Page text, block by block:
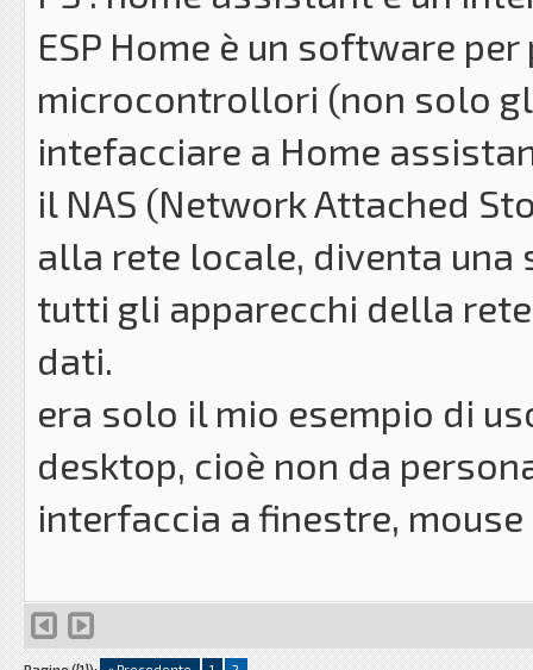
ESP Home è un software
microcontrollori (non solo
intefacciare a Home
il NAS (Network Attached
alla rete locale, diventa una
tutti gli apparecchi della
dati.
era solo il mio esempio di
desktop, cioè non da
interfaccia a finestre,